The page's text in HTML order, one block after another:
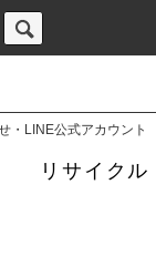
・LINE公式アカウント
リサイク